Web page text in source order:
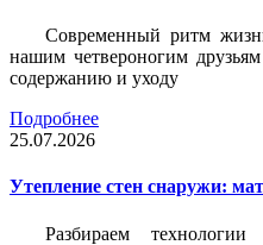
Современный ритм
нашим четвероногим
содержанию и уходу
Подробнее
25.07.2026
Утепление стен снаружи:
Разбираем